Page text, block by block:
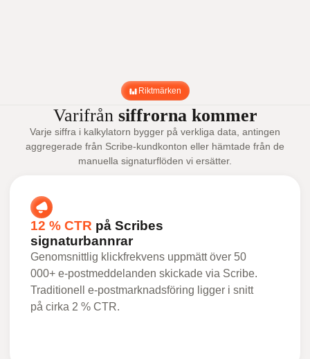
Riktmärken
Varifrån siffrorna kommer
Varje siffra i kalkylatorn bygger på verkliga data, antingen
aggregerade från Scribe-kundkonton eller hämtade från de
manuella signaturflöden vi ersätter.
12 % CTR på Scribes
signaturbannrar
Genomsnittlig klickfrekvens uppmätt över 50
000+ e-postmeddelanden skickade via Scribe.
Traditionell e-postmarknadsföring ligger i snitt
på cirka 2 % CTR.